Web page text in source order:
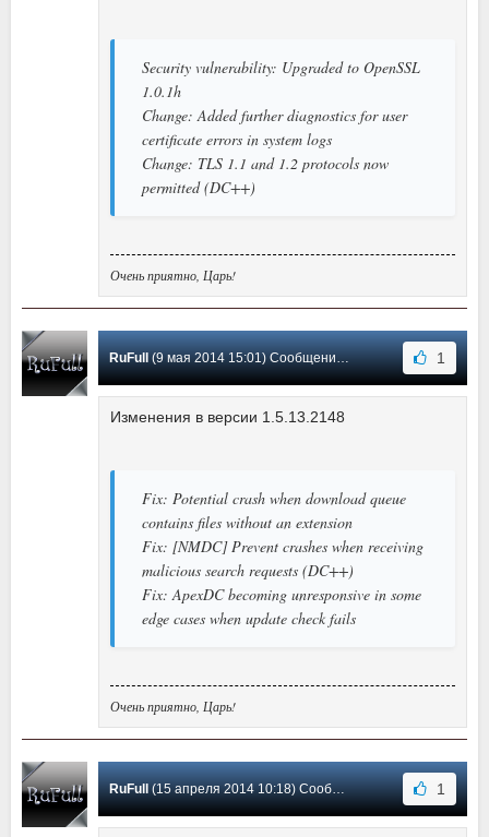
Security vulnerability: Upgraded to OpenSSL
1.0.1h
Change: Added further diagnostics for user
certificate errors in system logs
Change: TLS 1.1 and 1.2 protocols now
permitted (DC++)
Очень приятно, Царь!
RuFull(9 мая 2014 15:01) Сообщение #25 1
Изменения в версии 1.5.13.2148
Fix: Potential crash when download queue
contains files without an extension
Fix: [NMDC] Prevent crashes when receiving
malicious search requests (DC++)
Fix: ApexDC becoming unresponsive in some
edge cases when update check fails
Очень приятно, Царь!
RuFull(15 апреля 2014 10:18) Сообщение #24 1